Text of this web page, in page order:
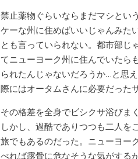
禁止薬物ぐらいならまだマシとい
ケーな州に住めばいいじゃんみた
とも言っていられない。都市部じ
てニューヨーク州に住んでいたら
られたんじゃないだろうか…と思
際にはオータムさんに必要だった
その格差を全身でビシクサ浴びま
しかし、過酷でありつつも二人を
旅でもあるのだった。ニューヨー
べれば露骨に危なそうな気がする